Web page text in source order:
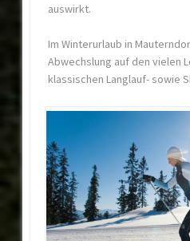
auswirkt.
Im Winterurlaub in
Abwechslung auf den vielen
klassischen Langlauf- sowie